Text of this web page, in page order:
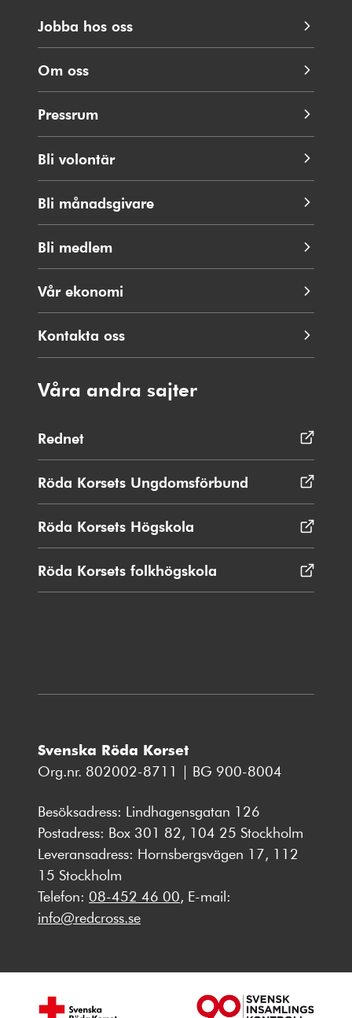
Jobba hos oss
Om oss
Pressrum
Bli volontär
Bli månadsgivare
Bli medlem
Vår ekonomi
Kontakta oss
Våra andra sajter
Rednet
i
nytt
fönster
Röda Korsets Ungdomsförbund Öppnas
i
Röda Korsets Högskola
i
nytt
fönster
Röda Korsets folkhögskola
i
Svenska Röda Korset
Org.nr. 802002-8711 | BG 900-8004
Besöksadress: Lindhagensgatan 126
Postadress: Box 301 82, 104 25 Stockholm
Leveransadress: Hornsbergsvägen 17, 112
15 Stockholm
Telefon: 08-452 46 00, E-mail:
info@redcross.se